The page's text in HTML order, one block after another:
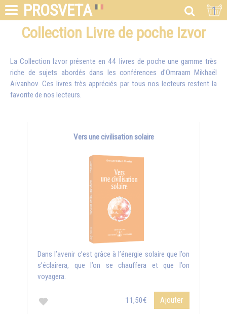
PROSVETA 1
Collection Livre de poche Izvor
La Collection Izvor présente en 44 livres de poche une gamme très
riche de sujets abordés dans les conférences d'Omraam Mikhaël
Aïvanhov. Ces livres très appréciés par tous nos lecteurs restent la
favorite de nos lecteurs.
Vers une civilisation solaire
Dans l’avenir c’est grâce à l’énergie solaire que l’on
s’éclairera, que l’on se chauffera et que l’on
voyagera.
11,50€ Ajouter